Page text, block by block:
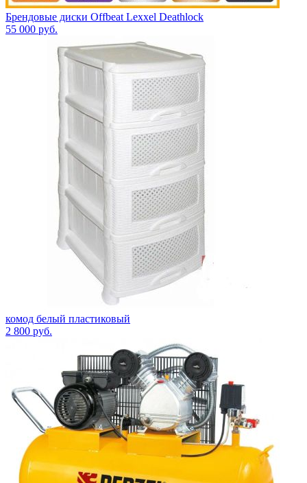
Брендовые диски Offbeat Lexxel Deathlock
55 000 руб.
комод белый пластиковый
2 800 руб.